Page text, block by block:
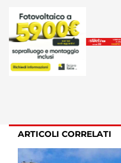
ARTICOLI CORRELATI